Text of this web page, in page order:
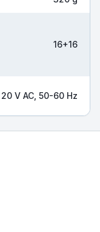
16+16
20 V AC, 50-60 Hz